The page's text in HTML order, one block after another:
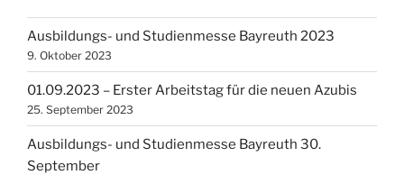
Ausbildungs- und Studienmesse Bayreuth 2023
9. Oktober 2023
01.09.2023 – Erster Arbeitstag für die neuen Azubis
25. September 2023
Ausbildungs- und Studienmesse Bayreuth 30.
September